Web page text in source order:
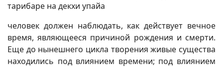
тарибаре на декхи упайа
человек должен наблюдать, как действует вечное
время, являющееся причиной рождения и смерти.
Еще до нынешнего цикла творения живые существа
находились под влиянием времени; под влиянием